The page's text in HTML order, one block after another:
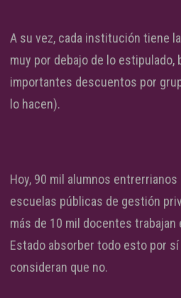
A su vez, cada institución tiene
muy por debajo de lo estipulado,
importantes descuentos por
lo hacen).
Hoy, 90 mil alumnos
escuelas públicas de gestión
más de 10 mil docentes trabajan
Estado absorber todo esto por
consideran que no.